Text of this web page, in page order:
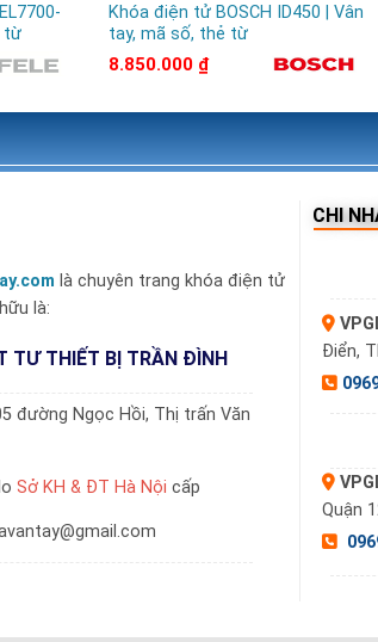
từ
Khóa điện tử BOSCH ID450 | Vân
tay, mã số, thẻ từ
8.850.000 ₫
là chuyên trang khóa điện tử
là:
TƯ THIẾT BỊ TRẦN ĐÌNH
đường Ngọc Hồi, Thị trấn Văn
Sở KH & ĐT Hà Nội cấp
CHI
Điển,
Quận